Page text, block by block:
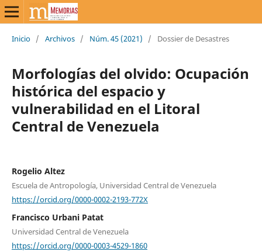
Inicio / Archivos / Núm. 45 (2021) / Dossier de Desastres
Morfologías del olvido: Ocupación
histórica del espacio y
vulnerabilidad en el Litoral
Central de Venezuela
Rogelio Altez
Escuela de Antropología, Universidad Central de Venezuela
https://orcid.org/0000-0002-2193-772X
Francisco Urbani Patat
Universidad Central de Venezuela
https://orcid.org/0000-0003-4529-1860